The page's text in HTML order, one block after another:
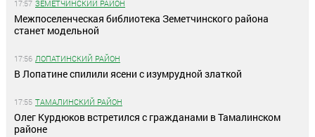
17:57 ЗЕМЕТЧИНСКИЙ РАЙОН
Межпоселенческая библиотека Земетчинского района
станет модельной
17:56 ЛОПАТИНСКИЙ РАЙОН
В Лопатине спилили ясени с изумрудной златкой
17:55 ТАМАЛИНСКИЙ РАЙОН
Олег Курдюков встретился с гражданами в Тамалинском
районе